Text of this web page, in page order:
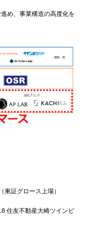
め、事業構造の高度化を
証グロース上場）
住友不動産大崎ツインビ